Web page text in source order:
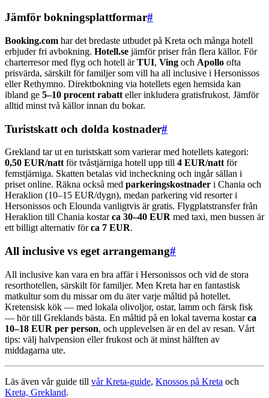
Jämför bokningsplattformar#
Booking.com har det bredaste utbudet på Kreta och många hotell
erbjuder fri avbokning. Hotell.se jämför priser från flera källor. För
charterresor med flyg och hotell ärTUI, Ving och Apollo ofta
prisvärda, särskilt för familjer som vill ha all inclusive i Hersonissos
eller Rethymno. Direktbokning via hotellets egen hemsida kan
ibland ge 5–10 procent rabatt eller inkludera gratisfrukost. Jämför
alltid minst två källor innan du bokar.
Turistskatt och dolda kostnader#
Grekland tar ut en turistskatt som varierar med hotellets kategori:
0,50 EUR/nattför tvåstjärniga hotell upp till 4 EUR/nattför
femstjärniga. Skatten betalas vid incheckning och ingår sällan i
priset online. Räkna också med parkeringskostnader i Chania och
Heraklion (10–15 EUR/dygn), medan parkering vid resorter i
Hersonissos och Elounda vanligtvis är gratis. Flygplatstransfer från
Heraklion till Chania kostarca 30–40 EUR med taxi, men bussen är
ett billigt alternativ förca 7 EUR.
All inclusive vs eget arrangemang#
All inclusive kan vara en bra affär i Hersonissos och vid de stora
resorthotellen, särskilt för familjer. Men Kreta har en fantastisk
matkultur som du missar om du äter varje måltid på hotellet.
Kretensisk kök — med lokala olivoljor, ostar, lamm och färsk fisk
— hör till Greklands bästa. En måltid på en lokal taverna kostarca
10–18 EUR per person, och upplevelsen är en del av resan. Vårt
tips: välj halvpension eller frukost och ät minst hälften av
middagarna ute.
Läs även vår guide till vår Kreta-guide, Knossos på Kreta och
Kreta, Grekland.